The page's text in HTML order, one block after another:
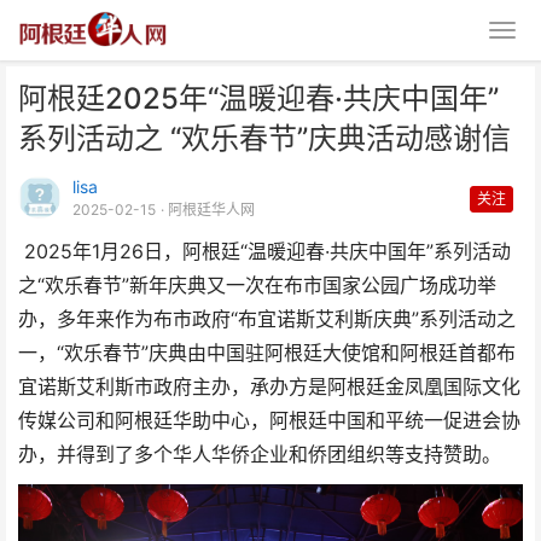
阿根廷2025年“温暖迎春·共庆中国年”
系列活动之 “欢乐春节”庆典活动感谢信
lisa
2025-02-15 · 阿根廷华人网
关注
2025年1月26日，阿根廷“温暖迎春·共庆中国年”系列活动
之“欢乐春节”新年庆典又一次在布市国家公园广场成功举
办，多年来作为布市政府“布宜诺斯艾利斯庆典”系列活动之
一，“欢乐春节”庆典由中国驻阿根廷大使馆和阿根廷首都布
宜诺斯艾利斯市政府主办，承办方是阿根廷金凤凰国际文化
传媒公司和阿根廷华助中心，阿根廷中国和平统一促进会协
办，并得到了多个华人华侨企业和侨团组织等支持赞助。
阿根廷2025年“温暖迎春·共庆中
国年”系列活动之